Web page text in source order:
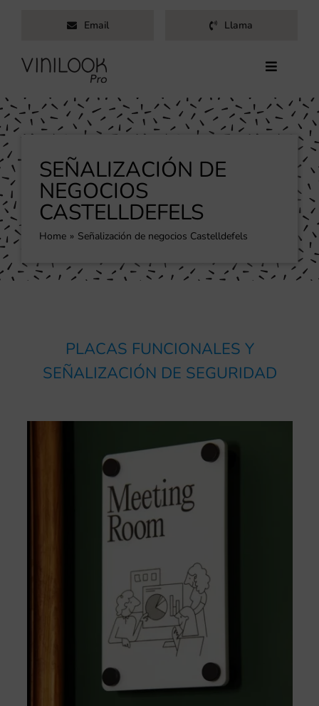
contenido
Email Llama
Toggle
Inicio
Servicios
Productos
Trabajos
Nosotros
Blog
SEÑALIZACIÓN DE
NEGOCIOS
CASTELLDEFELS
Home Señalización de negocios Castelldefels
PLACAS FUNCIONALES Y
SEÑALIZACIÓN DE SEGURIDAD